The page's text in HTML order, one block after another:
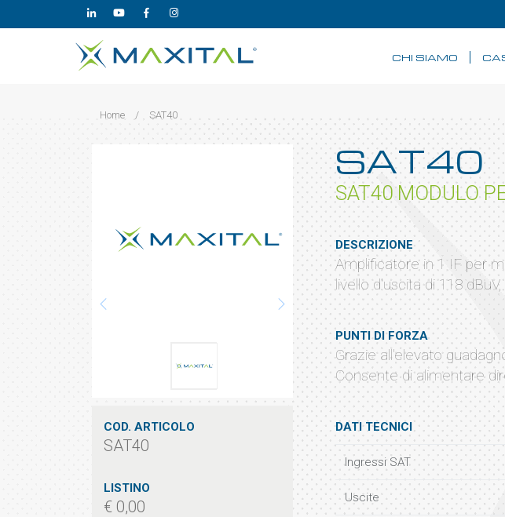
CHI SIAMO
Home / SAT40
COD. ARTICOLO
SAT40
LISTINO
€ 0,00
SAT40
SAT40 MODULO
DESCRIZIONE
Amplificatore in 1 IF per
livello d'uscita di 118
PUNTI DI FORZA
Grazie all'elevato
Consente di alimentare
DATI TECNICI
Ingressi SAT
Uscite